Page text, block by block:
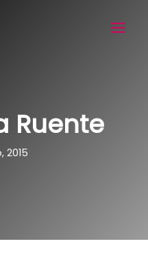
Ruente
2015